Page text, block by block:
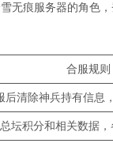
无痕服务器的角色
合服规则
后清除神兵持有信息
坛积分和相关数据，